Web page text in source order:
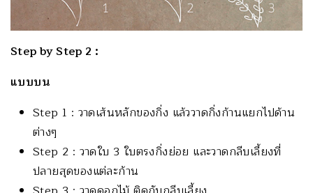
Step by Step 2 :
แบบบน
Step 1 : วาดเส้นหลักของกิ่ง แล้ววาดกิ่งก้านแยกไปด้าน
ต่างๆ
Step 2 : วาดใบ 3 ใบตรงกิ่งย่อย และวาดกลีบเลี้ยงที่
ปลายสุดของแต่ละก้าน